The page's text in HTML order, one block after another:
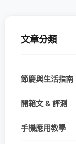
文章分類
節慶與生活指南
開箱文 & 評測
手機應用教學